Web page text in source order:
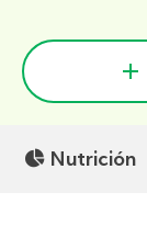
Nutrición